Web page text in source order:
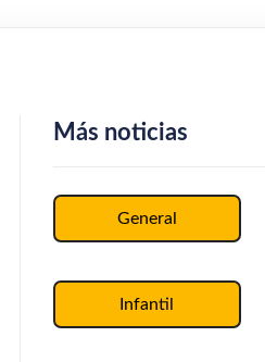
Más noticias
General
Infantil